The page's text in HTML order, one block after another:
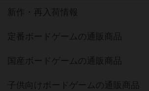
新作・再入荷情報
定番ボードゲームの通販商品
国産ボードゲームの通販商品
子供向けボードゲームの通販商品